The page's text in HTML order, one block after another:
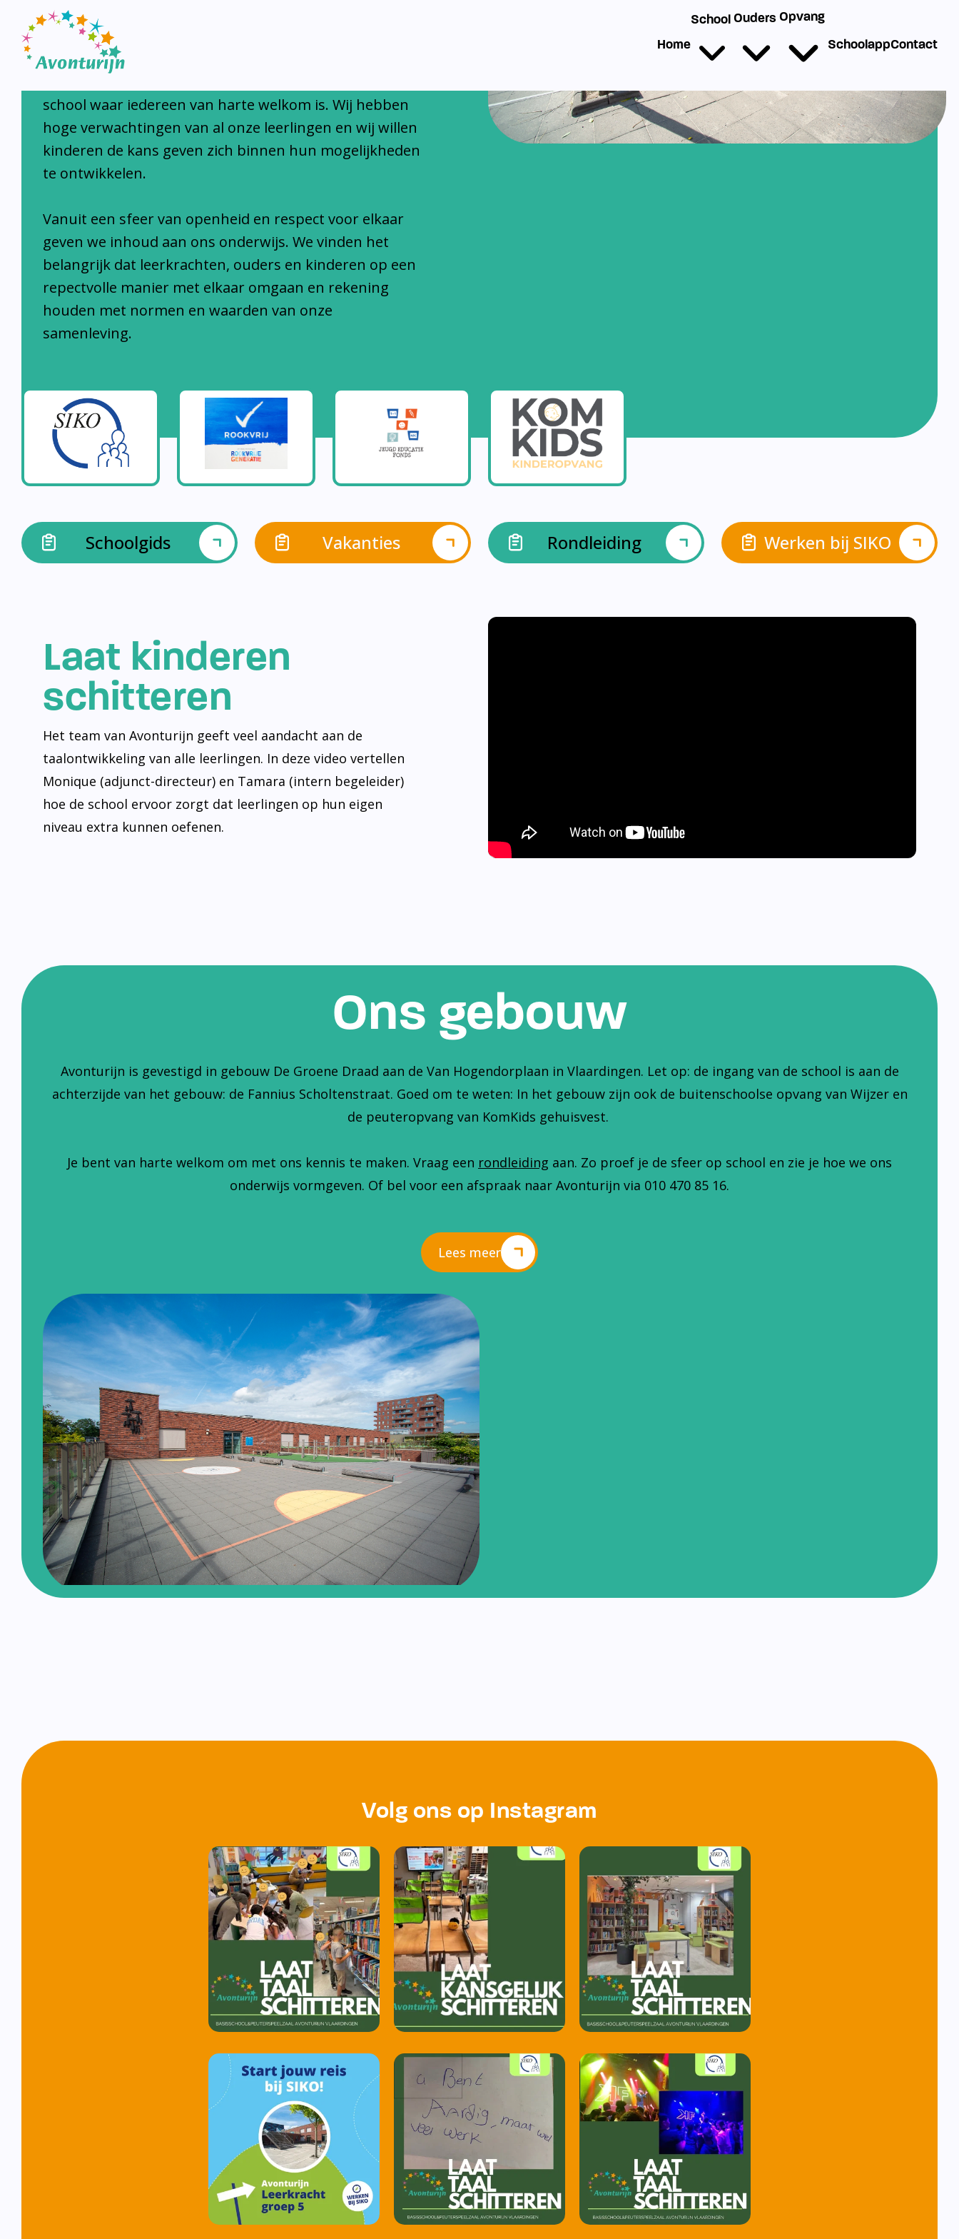
Avonturijn laat kinderen schitteren
school waar iedereen van harte welkom is. Wij hebben
hoge verwachtingen van al onze leerlingen en wij willen
kinderen de kans geven zich binnen hun mogelijkheden
te ontwikkelen.
Vanuit een sfeer van openheid en respect voor elkaar
geven we inhoud aan ons onderwijs. We vinden het
belangrijk dat leerkrachten, ouders en kinderen op een
repectvolle manier met elkaar omgaan en rekening
houden met normen en waarden van onze
samenleving.
Schoolgids Vakanties Rondleiding Werken bij SIKO
Laat kinderen
schitteren
Het team van Avonturijn geeft veel aandacht aan de
taalontwikkeling van alle leerlingen. In deze video vertellen
Monique (adjunct-directeur) en Tamara (intern begeleider)
hoe de school ervoor zorgt dat leerlingen op hun eigen
niveau extra kunnen oefenen.
Ons gebouw
Avonturijn is gevestigd in gebouw De Groene Draad aan de Van Hogendorplaan in Vlaardingen. Let op: de ingang van de school is aan de
achterzijde van het gebouw: de Fannius Scholtenstraat. Goed om te weten: In het gebouw zijn ook de buitenschoolse opvang van Wijzer en
de peuteropvang van KomKids gehuisvest.
Je bent van harte welkom om met ons kennis te maken. Vraag een rondleiding aan. Zo proef je de sfeer op school en zie je hoe we ons
onderwijs vormgeven. Of bel voor een afspraak naar Avonturijn via 010 470 85 16.
Lees meer
Volg ons op Instagram